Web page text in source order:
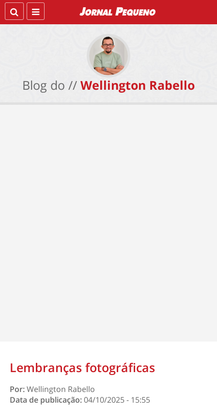
Blog do // Wellington Rabello
Lembranças fotográficas
Por:Wellington Rabello
Data de publicação:04/10/2025 - 15:55